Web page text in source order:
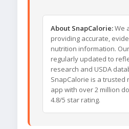
About SnapCalorie:We
providing accurate,
nutrition information.
regularly updated to
research and USDA
SnapCalorie is a trusted
app with over 2 million
4.8/5 star rating.